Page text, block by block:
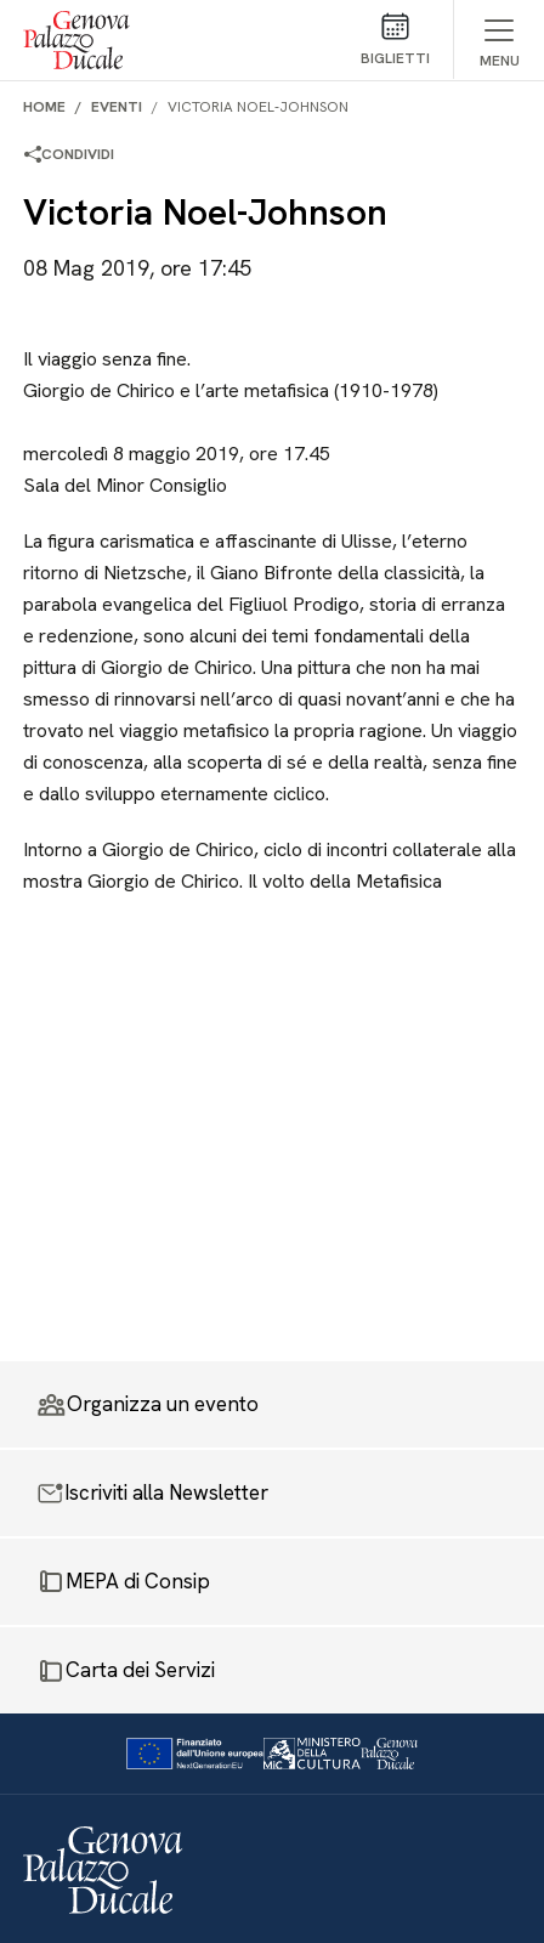
Salta al contenuto
BIGLIETTI MENU
HOME EVENTI VICTORIA NOEL-JOHNSON
CONDIVIDI
Victoria Noel-Johnson
08 Mag 2019, ore 17:45
Il viaggio senza fine.
Giorgio de Chirico e l’arte metafisica (1910-1978)
mercoledì 8 maggio 2019, ore 17.45
Sala del Minor Consiglio
La figura carismatica e affascinante di Ulisse, l’eterno
ritorno di Nietzsche, il Giano Bifronte della classicità, la
parabola evangelica del Figliuol Prodigo, storia di erranza
e redenzione, sono alcuni dei temi fondamentali della
pittura di Giorgio de Chirico. Una pittura che non ha mai
smesso di rinnovarsi nell’arco di quasi novant’anni e che ha
trovato nel viaggio metafisico la propria ragione. Un viaggio
di conoscenza, alla scoperta di sé e della realtà, senza fine
e dallo sviluppo eternamente ciclico.
Intorno a Giorgio de Chirico, ciclo di incontri collaterale alla
mostra Giorgio de Chirico. Il volto della Metafisica
Organizza un evento
Iscriviti alla Newsletter
MEPA di Consip
Carta dei Servizi